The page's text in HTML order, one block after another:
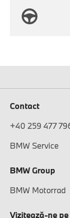
Contact
+40 259 477
BMW Service
BMW Group
BMW Motorrad
Vizitează-ne pe